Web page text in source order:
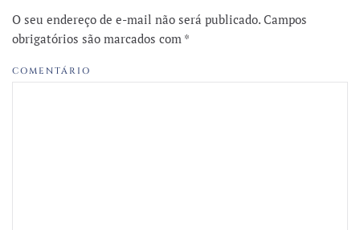
O seu endereço de e-mail não será publicado. Campos
obrigatórios são marcados com *
COMENTÁRIO